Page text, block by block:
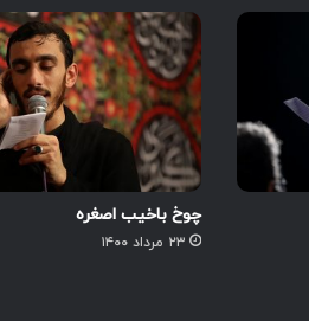
چوخ باخیب اصغره
۲۳ مرداد ۱۴۰۰